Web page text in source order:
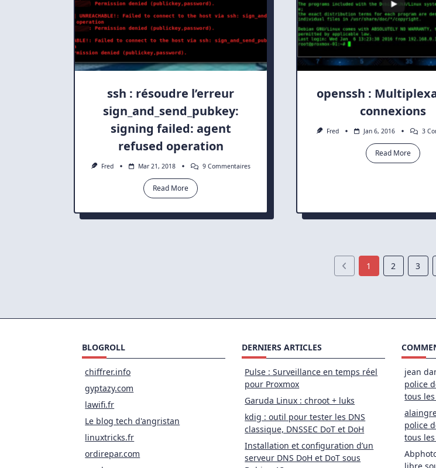
ssh : résoudre l’erreur
sign_and_send_pubkey:
signing failed: agent
refused operation
Fred Mar 21, 2018 9 CommentairesSur
Signing
Read More
openssh :
connexions
Fred Jan 6, 2016 3
Read More
1 2 3
BLOGROLL
chiffrer.info
gyptazy.com
lawifi.fr
Le blog tech d'angristan
linuxtricks.fr
ordirepar.com
DERNIERS ARTICLES
Pulse : Surveillance en temps réel
pour Proxmox
Garuda Linux : chroot + luks
kdig : outil pour tester les DNS
classique, DNSSEC DoT et DoH
Installation et configuration d’un
serveur DNS DoH et DoT sous
jean
police
tous
police
tous